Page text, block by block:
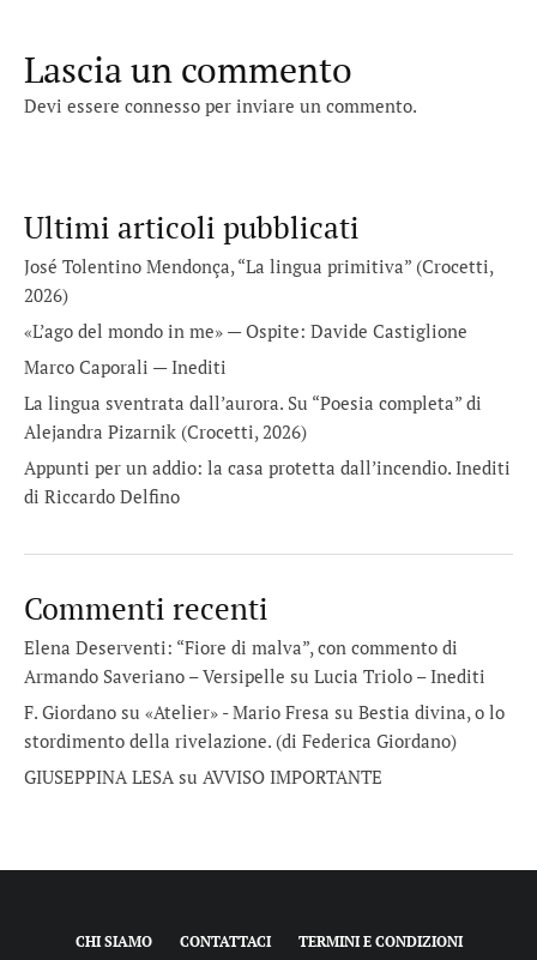
Lascia un commento
Devi essere connesso per inviare un commento.
Ultimi articoli pubblicati
José Tolentino Mendonça, “La lingua primitiva” (Crocetti,
2026)
«L’ago del mondo in me» — Ospite: Davide Castiglione
Marco Caporali — Inediti
La lingua sventrata dall’aurora. Su “Poesia completa” di
Alejandra Pizarnik (Crocetti, 2026)
Appunti per un addio: la casa protetta dall’incendio. Inediti
di Riccardo Delfino
Commenti recenti
Elena Deserventi: “Fiore di malva”, con commento di
Armando Saveriano – Versipelle su Lucia Triolo – Inediti
F. Giordano su «Atelier» - Mario Fresa su Bestia divina, o lo
stordimento della rivelazione. (di Federica Giordano)
GIUSEPPINA LESAsu AVVISO IMPORTANTE
CHI SIAMO CONTATTACI TERMINI E CONDIZIONI